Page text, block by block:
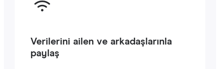
Verilerini ailen ve arkadaşlarınla
paylaş